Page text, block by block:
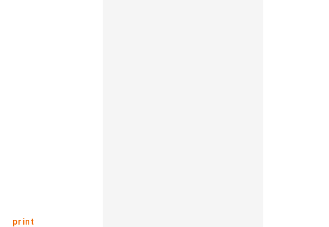
print